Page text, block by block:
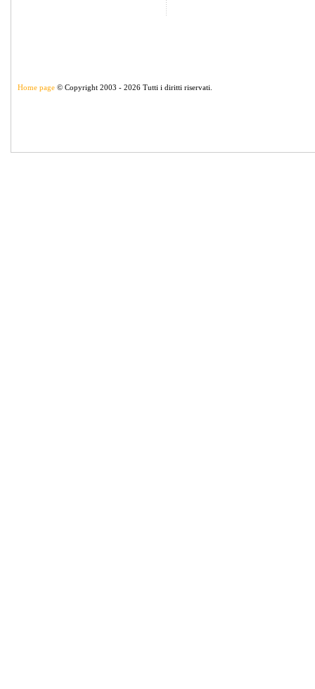
Home page © Copyright 2003 - 2026 Tutti i diritti riservati.